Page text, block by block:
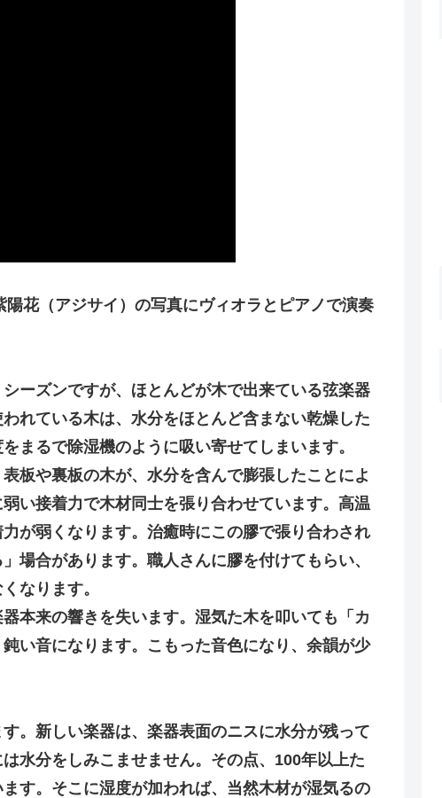
花（アジサイ）の写真にヴィオラとピアノで演奏
ーズンですが、ほとんどが木で出来ている弦楽器
れている木は、水分をほとんど含まない乾燥した
まるで除湿機のように吸い寄せてしまいます。
板や裏板の木が、水分を含んで膨張したことによ
い接着力で木材同士を張り合わせています。高温
が弱くなります。治癒時にこの膠で張り合わされ
場合があります。職人さんに膠を付けてもらい、
なります。
本来の響きを失います。湿気た木を叩いても「カ
い音になります。こもった音色になり、余韻が少
。新しい楽器は、楽器表面のニスに水分が残って
水分をしみこませません。その点、100年以上た
す。そこに湿度が加われば、当然木材が湿気るの